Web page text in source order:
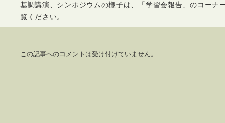
基調講演、シンポジウムの様子は、「学習会報告」のコーナ
覧ください。
この記事へのコメントは受け付けていません。